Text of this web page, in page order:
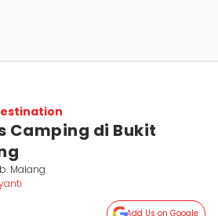
Camping di Bukit
Malang
Add Us on Google